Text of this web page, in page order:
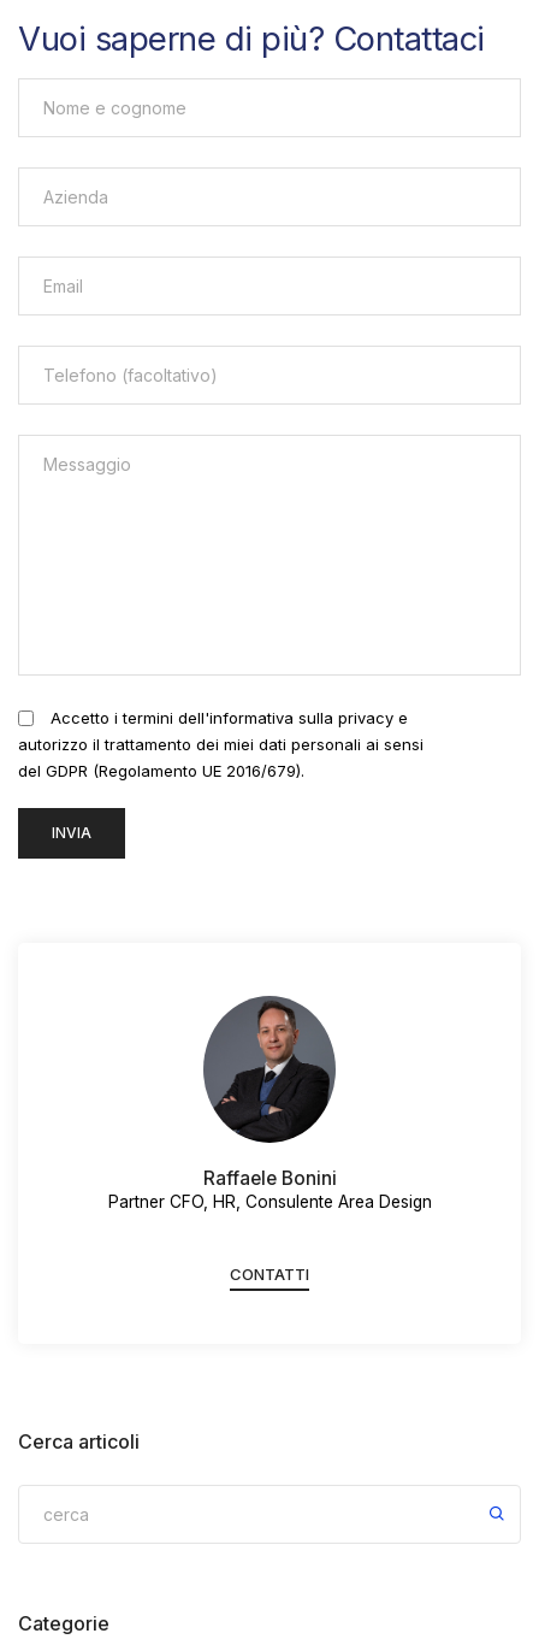
Vuoi saperne di più? Contattaci
Accetto i termini dell'informativa sulla privacy e
autorizzo il trattamento dei miei dati personali ai sensi
del GDPR (Regolamento UE 2016/679).
Raffaele Bonini
Partner CFO, HR, Consulente Area Design
CONTATTI
Cerca articoli
Categorie